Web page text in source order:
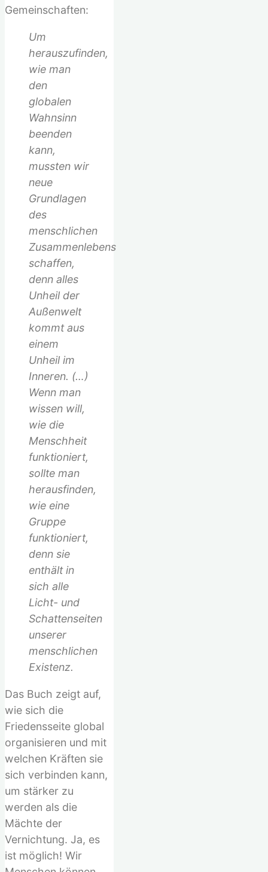
Gemeinschaften:
Um
herauszufinden,
wie man
den
globalen
Wahnsinn
beenden
kann,
mussten wir
neue
Grundlagen
des
menschlichen
Zusammenlebens
schaffen,
denn alles
Unheil der
Außenwelt
kommt aus
einem
Unheil im
Inneren. (…)
Wenn man
wissen will,
wie die
Menschheit
funktioniert,
sollte man
herausfinden,
wie eine
Gruppe
funktioniert,
denn sie
enthält in
sich alle
Licht- und
Schattenseiten
unserer
menschlichen
Existenz.
Das Buch zeigt auf,
wie sich die
Friedensseite global
organisieren und mit
welchen Kräften sie
sich verbinden kann,
um stärker zu
werden als die
Mächte der
Vernichtung. Ja, es
ist möglich! Wir